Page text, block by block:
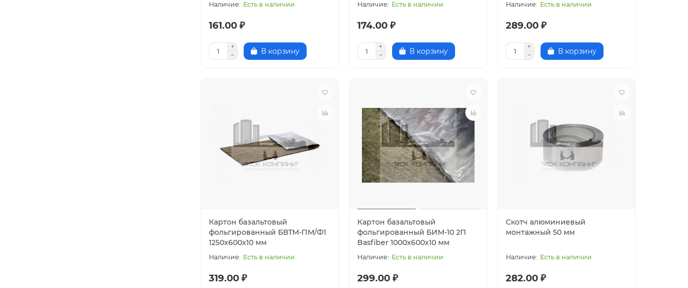
Есть в наличии
161.00 ₽
В корзину
Есть в наличии
174.00 ₽
В корзину
Есть в наличии
289.00 ₽
В корзину
Картон базальтовый
фольгированный БВТМ-ПМ/Ф1
1250х600х10 мм
Есть в наличии
319.00 ₽
Картон базальтовый
фольгированный БИМ-10 2П
Basfiber 1000х600х10 мм
Есть в наличии
299.00 ₽
Скотч алюминиевый
монтажный 50 мм
Есть в наличии
282.00 ₽